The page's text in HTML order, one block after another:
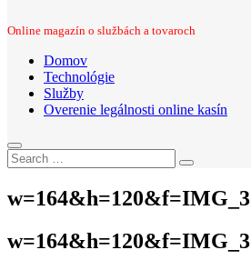
Online magazín o službách a tovaroch
Domov
Technológie
Služby
Overenie legálnosti online kasín
Search
for:
Search